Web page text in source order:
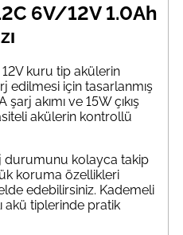
6V/12V 1.0Ah
kuru tip akülerin
edilmesi için tasarlanmış
akımı ve 15W çıkış
akülerin kontrollü
durumunu kolayca takip
koruma özellikleri
edebilirsiniz. Kademeli
akü tiplerinde pratik